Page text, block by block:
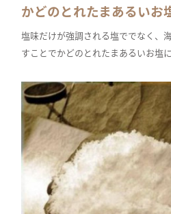
かどのとれたまあるいお
塩味だけが強調される塩ででなく、
すことでかどのとれたまあるいお塩